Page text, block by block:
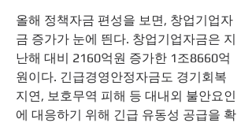
올해 정책자금 편성을 보면, 창업기업자
금 증가가 눈에 띈다. 창업기업자금은 지
난해 대비 2160억원 증가한 1조8660억
원이다. 긴급경영안정자금도 경기회복
지연, 보호무역 피해 등 대내외 불안요인
에 대응하기 위해 긴급 유동성 공급을 확